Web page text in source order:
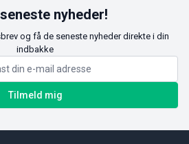
nyheder!
og få de seneste nyheder direkte i din
indbakke
Tilmeld mig